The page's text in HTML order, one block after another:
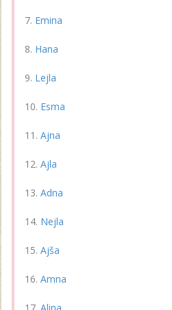
Emina
Hana
Lejla
Esma
Ajna
Ajla
Adna
Nejla
Ajša
Amna